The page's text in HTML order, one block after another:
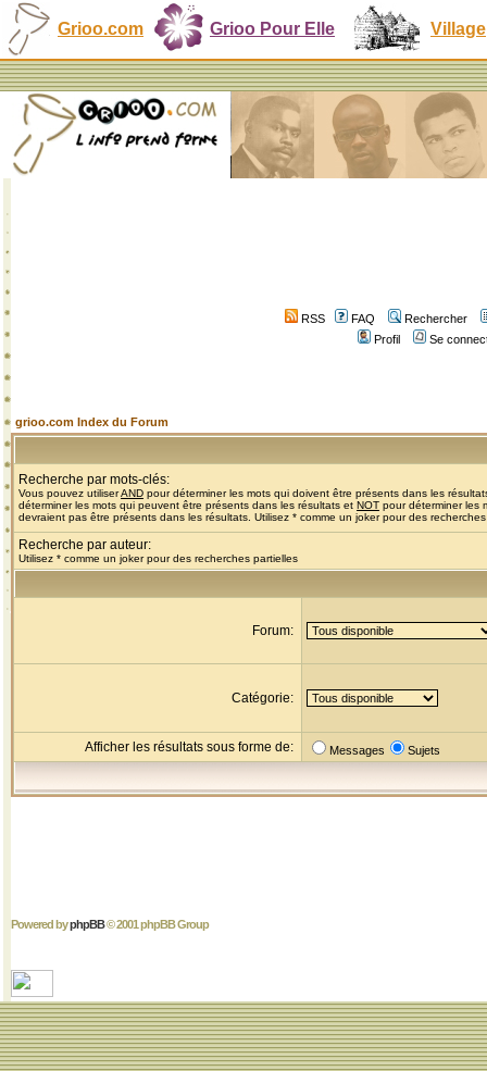
Grioo.com Grioo Pour Elle Village
RSS FAQ
Rechercher
Profil
Se
grioo.com Index du Forum
Recherche par mots-clés:
Vous pouvez utiliserAND pour déterminer les mots qui doivent être présents dans les
déterminer les mots qui peuvent être présents dans les résultats et NOT pour déterminer les
devraient pas être présents dans les résultats. Utilisez * comme un joker pour des
Recherche par auteur:
Utilisez * comme un joker pour des recherches partielles
Forum:
Catégorie:
Afficher les résultats sous forme de: Messages Sujets
Powered byphpBB© 2001 phpBB Group